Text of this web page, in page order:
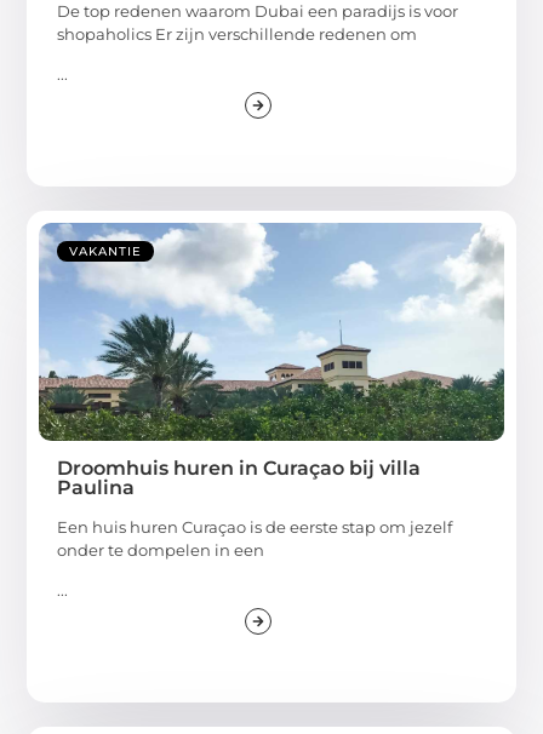
De top redenen waarom Dubai een paradijs is voor
shopaholics Er zijn verschillende redenen om
...
VAKANTIE
Droomhuis huren in Curaçao bij villa
Paulina
Een huis huren Curaçao is de eerste stap om jezelf
onder te dompelen in een
...